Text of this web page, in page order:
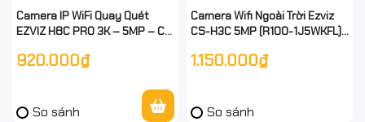
Camera IP WiFi Quay Quét
EZVIZ H8C PRO 3K – 5MP – Có
& Đèn – Đàm Thoại 2 Chiều
920.000₫
So sánh
Camera Wifi Ngoài Trời Ezviz
CS-H3C 5MP (R100-1J5WKFL)
2 Chiều, Báo Động Thông Minh,
1.150.000₫
So sánh